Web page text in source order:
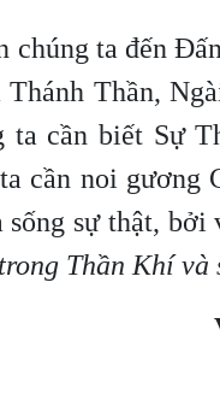
chúng ta đến
Thần,
cần biết Sự
cần noi gương
sống sự thật, bởi
Thần Khí và